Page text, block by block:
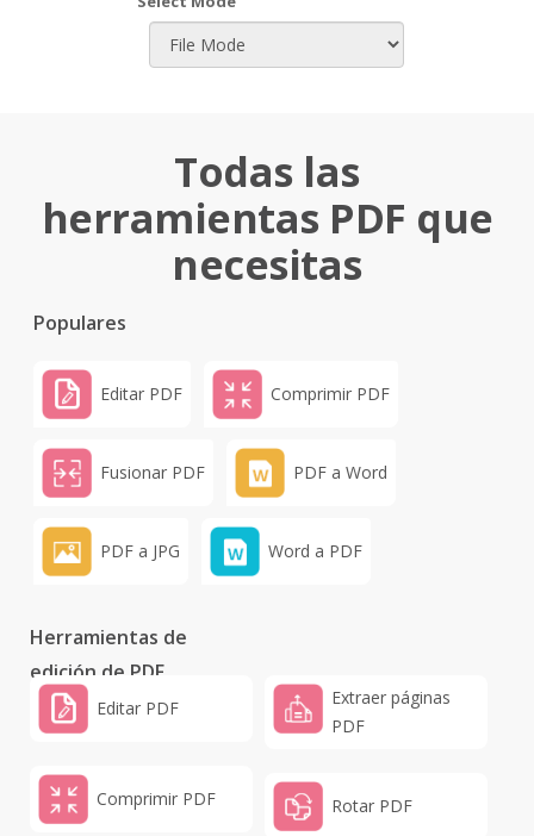
Todas las
herramientas PDF que
necesitas
Populares
Editar PDF Comprimir PDF
Fusionar PDF PDF a Word
PDF a JPG Word a PDF
Herramientas de
edición de PDF
Editar PDF
Comprimir PDF
Extraer páginas
PDF
Rotar PDF